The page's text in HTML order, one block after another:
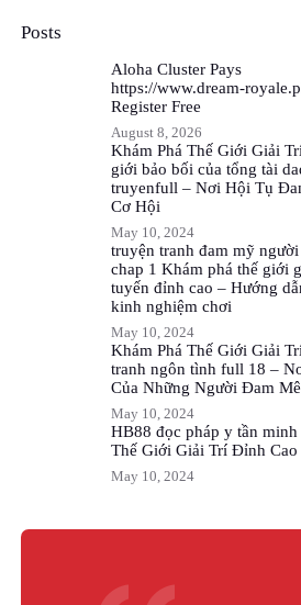
Posts
Aloha Cluster Pays
https://www.dream-
Register Free
August 8, 2026
Khám Phá Thế Giới Giải
giới bảo bối của tổng tài
truyenfull – Nơi Hội Tụ
Cơ Hội
May 10, 2024
truyện tranh đam mỹ
chap 1 Khám phá thế giới
tuyến đỉnh cao – Hướng
kinh nghiệm chơi
May 10, 2024
Khám Phá Thế Giới Giải
tranh ngôn tình full 18 –
Của Những Người Đam Mê
May 10, 2024
HB88 đọc pháp y tần minh
Thế Giới Giải Trí Đỉnh Cao
May 10, 2024